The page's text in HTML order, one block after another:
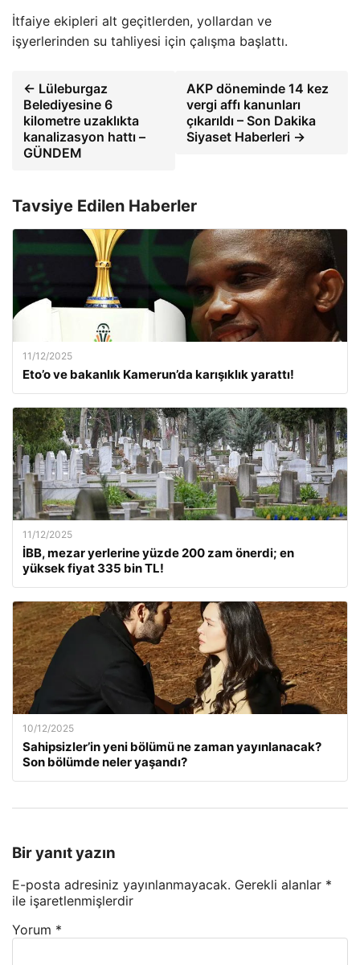
İtfaiye ekipleri alt geçitlerden, yollardan ve
işyerlerinden su tahliyesi için çalışma başlattı.
← Lüleburgaz
Belediyesine 6
kilometre uzaklıkta
kanalizasyon hattı –
GÜNDEM
AKP döneminde 14 kez
vergi affı kanunları
çıkarıldı – Son Dakika
Siyaset Haberleri →
Tavsiye Edilen Haberler
11/12/2025
Eto’o ve bakanlık Kamerun’da karışıklık yarattı!
11/12/2025
İBB, mezar yerlerine yüzde 200 zam önerdi; en
yüksek fiyat 335 bin TL!
10/12/2025
Sahipsizler’in yeni bölümü ne zaman yayınlanacak?
Son bölümde neler yaşandı?
Bir yanıt yazın
E-posta adresiniz yayınlanmayacak. Gerekli alanlar *
ile işaretlenmişlerdir
Yorum *